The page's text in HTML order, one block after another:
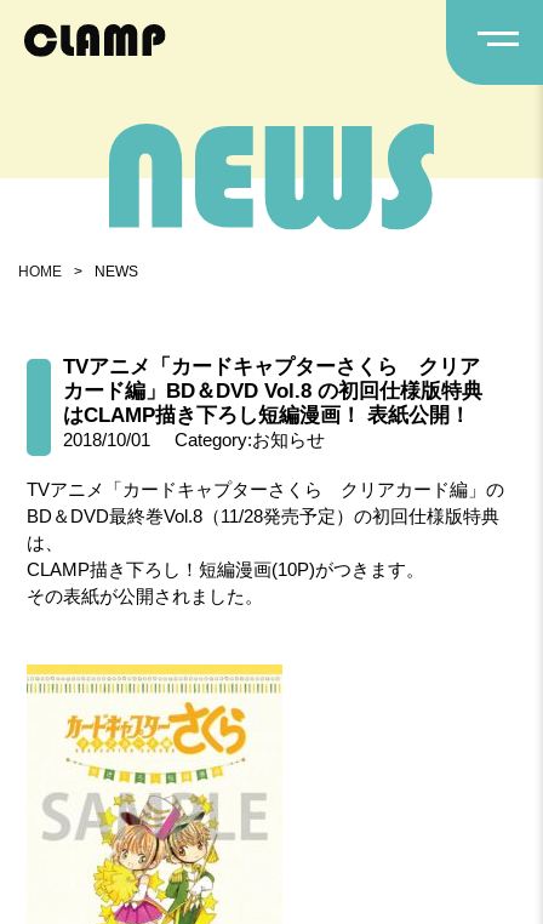
HOME > NEWS
TVアニメ「カードキャプターさくら クリア
カード編」BD＆DVD Vol.8 の初回仕様版特典
はCLAMP描き下ろし短編漫画！ 表紙公開！
2018/10/01 Category:お知らせ
TVアニメ「カードキャプターさくら クリアカード編」の
BD＆DVD最終巻Vol.8（11/28発売予定）の初回仕様版特典
は、
CLAMP描き下ろし！短編漫画(10P)がつきます。
その表紙が公開されました。